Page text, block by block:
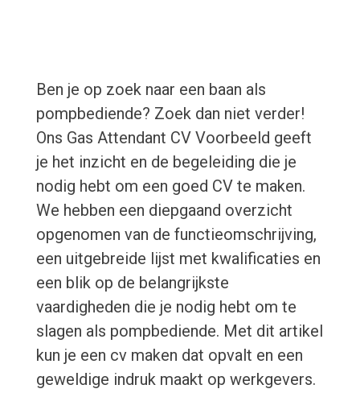
Ben je op zoek naar een baan als
pompbediende? Zoek dan niet verder!
Ons Gas Attendant CV Voorbeeld geeft
je het inzicht en de begeleiding die je
nodig hebt om een goed CV te maken.
We hebben een diepgaand overzicht
opgenomen van de functieomschrijving,
een uitgebreide lijst met kwalificaties en
een blik op de belangrijkste
vaardigheden die je nodig hebt om te
slagen als pompbediende. Met dit artikel
kun je een cv maken dat opvalt en een
geweldige indruk maakt op werkgevers.